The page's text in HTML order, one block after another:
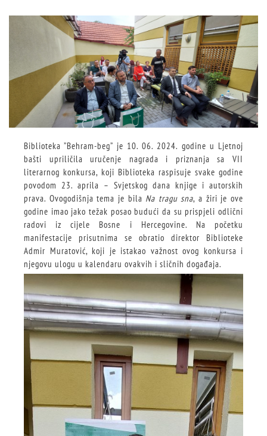
Biblioteka ”Behram-beg” je 10. 06. 2024. godine u Ljetnoj
bašti upriličila uručenje nagrada i priznanja sa VII
literarnog konkursa, koji Biblioteka raspisuje svake godine
povodom 23. aprila – Svjetskog dana knjige i autorskih
prava. Ovogodišnja tema je bila Na tragu sna, a žiri je ove
godine imao jako težak posao budući da su prispjeli odlični
radovi iz cijele Bosne i Hercegovine. Na početku
manifestacije prisutnima se obratio direktor Biblioteke
Admir Muratović, koji je istakao važnost ovog konkursa i
njegovu ulogu u kalendaru ovakvih i sličnih događaja.